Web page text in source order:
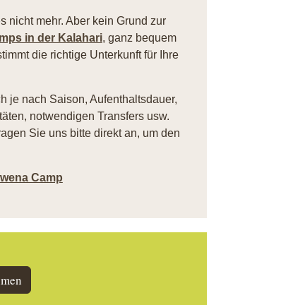
nicht mehr. Aber kein Grund zur
in der Kalahari, ganz bequem
die richtige Unterkunft für Ihre
je nach Saison, Aufenthaltsdauer,
notwendigen Transfers usw.
Sie uns bitte direkt an, um den
Camp